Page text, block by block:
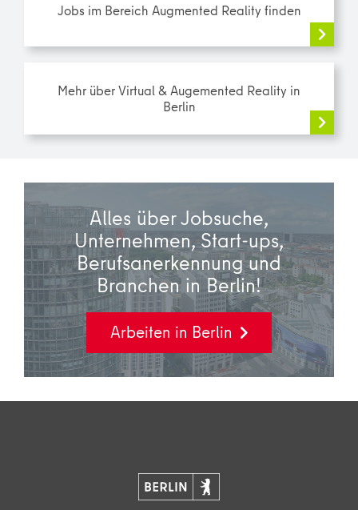
Jobs im Bereich Augmented Reality finden
Mehr über Virtual & Augemented Reality in
Berlin
Alles über Jobsuche,
Unternehmen, Start-ups,
Berufsanerkennung und
Branchen in Berlin!
Arbeiten in Berlin